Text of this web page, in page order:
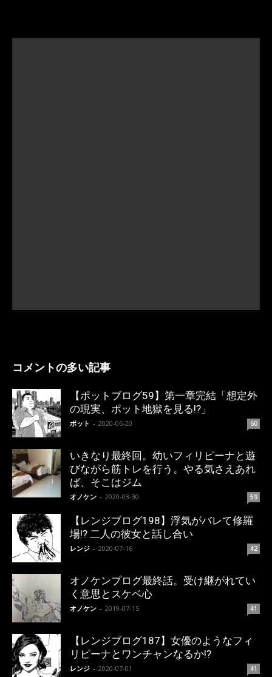
コメントの多い記事
【ポットブログ59】第一章完結「想定外
の現実、ポット地獄を見る!?」
ポット - 2020-06-20 60
いきなり最終回。幼いフィリピーナと遊
びながら筋トレを行う。やる気さえあれ
ば、そこはジム
オノケン - 2020-03-30 59
【レンジブログ198】浮気がバレて修羅
場!? 二人の彼女と話し合い
レンジ - 2020-07-16 42
オノケンブログ最終話。受け継がれてい
く意思とスケベ心
オノケン - 2019-07-15 41
【レンジブログ187】女優のようなフィ
リピーナとワンチャンなるか!?
レンジ - 2020-07-01 41